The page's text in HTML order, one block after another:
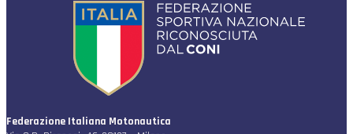
Federazione Italiana Motonautica